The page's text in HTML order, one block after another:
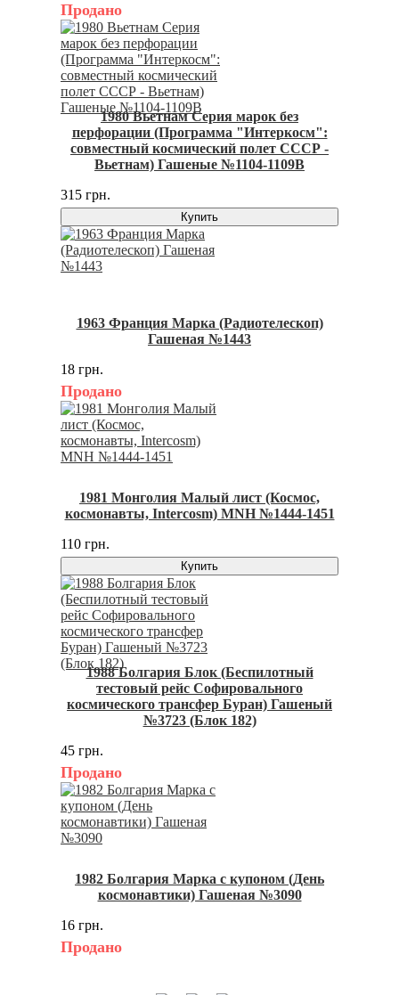
Продано
1980 Вьетнам Серия марок без
перфорации (Программа "Интеркосм":
совместный космический полет СССР -
Вьетнам) Гашеные №1104-1109B
315 грн.
Купить
1963 Франция Марка (Радиотелескоп)
Гашеная №1443
18 грн.
Продано
1981 Монголия Малый лист (Космос,
космонавты, Intercosm) MNH №1444-1451
110 грн.
Купить
1988 Болгария Блок (Беспилотный
тестовый рейс Софировального
космического трансфер Буран) Гашеный
№3723 (Блок 182)
45 грн.
Продано
1982 Болгария Марка с купоном (День
космонавтики) Гашеная №3090
16 грн.
Продано